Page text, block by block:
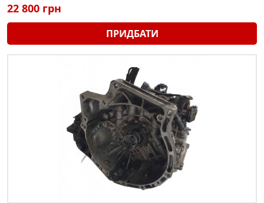
22 800 грн
ПРИДБАТИ